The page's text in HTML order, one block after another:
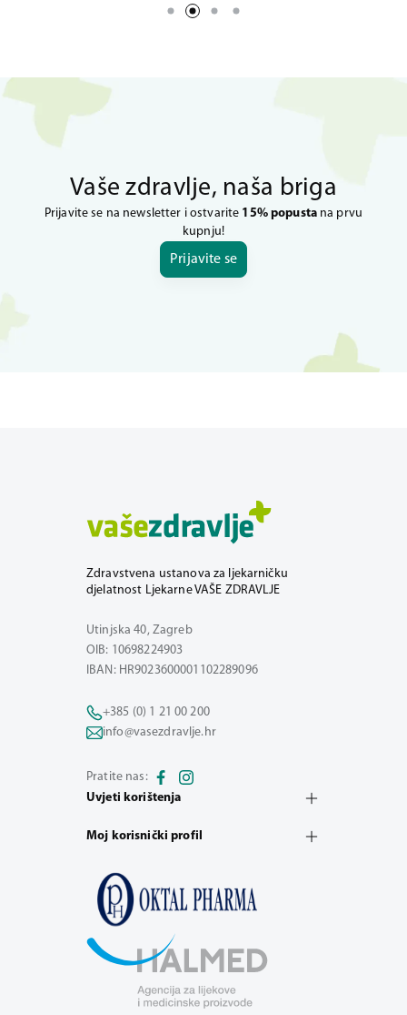
Vaše zdravlje, naša briga
Prijavite se na newsletter i ostvarite 15% popustana prvu
kupnju!
Prijavite se
Zdravstvena ustanova za ljekarničku
djelatnost Ljekarne VAŠE ZDRAVLJE
Utinjska 40, Zagreb
OIB: 10698224903
IBAN: HR9023600001102289096
+385 (0) 1 21 00 200
info@vasezdravlje.hr
Pratite nas:
Uvjeti korištenja
Moj korisnički profil